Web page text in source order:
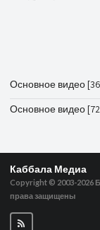
Основное видео
Основное видео
Каббала Медиа
Copyright © 2003-2026
права защищены